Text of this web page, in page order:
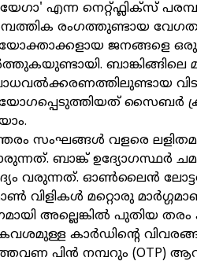
എന്ന നെറ്റ്ഫ്ലിക്സ്
രംഗത്തുണ്ടായ
ജനങ്ങളെ
ബാങ്കിങ്ങിലെ
സൈബര്‍
സംഘങ്ങള്‍ വളരെ
ബാങ്ക് ഉദ്യോഗസ്ഥര്‍
വരുന്നത്. ഓണ്‍ലൈന്‍ ലോട്ടറി
വിളികള്‍ മറ്റൊരു
അല്ലെങ്കില്‍ പുതിയ
കാര്‍ഡിന്റെ
പിന്‍ നമ്പറും (OTP)